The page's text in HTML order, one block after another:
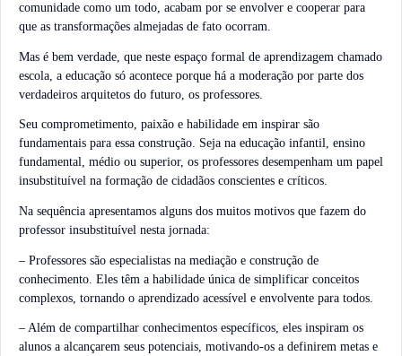
comunidade como um todo, acabam por se envolver e cooperar para
que as transformações almejadas de fato ocorram.
Mas é bem verdade, que neste espaço formal de aprendizagem chamado
escola, a educação só acontece porque há a moderação por parte dos
verdadeiros arquitetos do futuro, os professores.
Seu comprometimento, paixão e habilidade em inspirar são
fundamentais para essa construção. Seja na educação infantil, ensino
fundamental, médio ou superior, os professores desempenham um papel
insubstituível na formação de cidadãos conscientes e críticos.
Na sequência apresentamos alguns dos muitos motivos que fazem do
professor insubstituível nesta jornada:
– Professores são especialistas na mediação e construção de
conhecimento. Eles têm a habilidade única de simplificar conceitos
complexos, tornando o aprendizado acessível e envolvente para todos.
– Além de compartilhar conhecimentos específicos, eles inspiram os
alunos a alcançarem seus potenciais, motivando-os a definirem metas e